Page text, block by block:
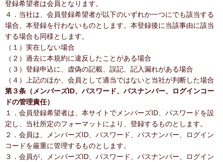
登録希望者は会員となります。
４．当社は、会員登録希望者が以下のいずれか一つにでも該当する
場合、本登録を行わないものとします。本登録後に当該事由に該当
する場合も同様とします。
（１）実在しない場合
（２）過去に本規約に違反したことがある場合
（３）登録申込に、虚偽の記載、誤記、記入漏れがある場合
（４）上記のほか、会員として適当ではないと当社が判断した場合
第３条（メンバーズID、パスワード、パスナンバー、ログインコー
ドの管理責任）
１．会員登録希望者は、本サイトでメンバーズID、パスワードを設
定し、当社所定のフォーマットにより、登録するものとします。
２．会員は、メンバーズID、パスワード、パスナンバー、ログイン
コードを厳重に管理するものとします。
３．会員が、メンバーズID、パスワード、パスナンバー、ログイン